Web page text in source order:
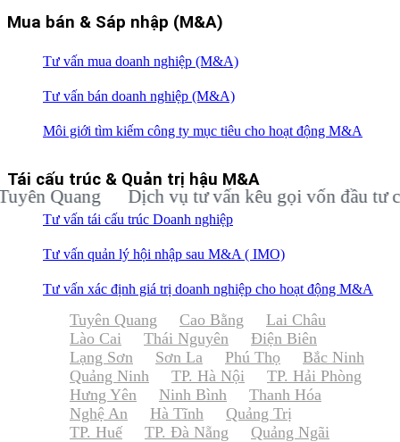
Mua bán & Sáp nhập (M&A)
Tư vấn mua doanh nghiệp (M&A)
Tư vấn bán doanh nghiệp (M&A)
Môi giới tìm kiếm công ty mục tiêu cho hoạt động M&A
Tái cấu trúc & Quản trị hậu M&A
Tư vấn tái cấu trúc Doanh nghiệp
Tư vấn quản lý hội nhập sau M&A ( IMO)
Tư vấn xác định giá trị doanh nghiệp cho hoạt động M&A
Dịch vụ tư vấn kêu gọi vốn đầu tư cho
Tuyên Quang Cao Bằng
Lai Châu
Lào Cai
Thái Nguyên
Điện Biên
Lạng Sơn
Sơn La Phú Thọ
Bắc Ninh
Quảng Ninh
TP. Hà Nội
TP. Hải Phòng
Hưng Yên
Ninh Bình
Thanh Hóa
Nghệ An
Hà Tĩnh
Quảng Trị
TP. Huế
TP. Đà Nẵng
Quảng Ngãi